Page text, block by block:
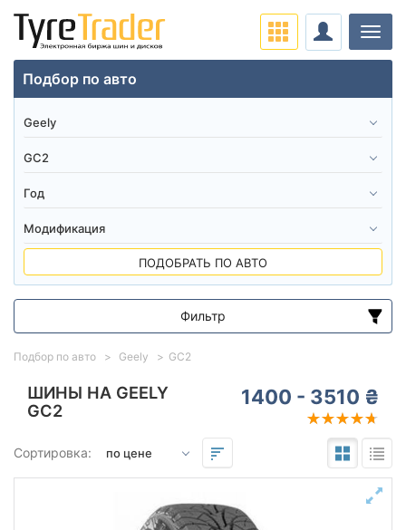
ШИНЫ НА GEELY
GC2
1400 - 3510 ₴
Сортировка:
Подбор по авто Geely GC2
Подбор по авто
ПОДОБРАТЬ ПО АВТО
Фильтр
Диапазон цен
от